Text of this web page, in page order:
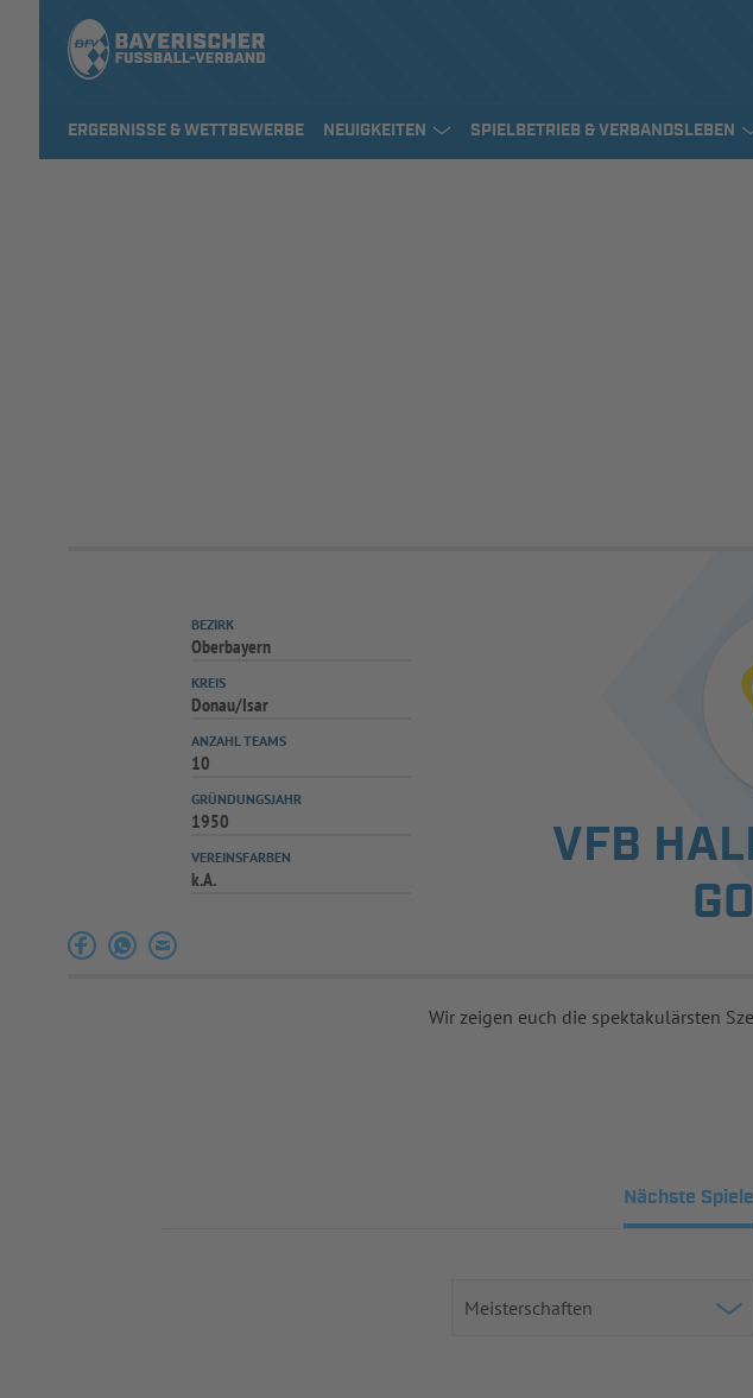
ERGEBNISSE & WETTBEWERBE NEUIGKEITEN SPIELBETRIEB & VERBANDSLEBEN
VFB
BEZIRK
Oberbayern
KREIS
Donau/Isar
ANZAHL TEAMS
10
GRÜNDUNGSJAHR
1950
VEREINSFARBEN
k.A.
Wir zeigen euch die spektakulärsten
Nächste Spiele